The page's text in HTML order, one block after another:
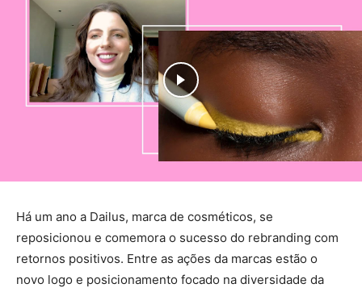
Há um ano a Dailus, marca de cosméticos, se
reposicionou e comemora o sucesso do rebranding com
retornos positivos. Entre as ações da marcas estão o
novo logo e posicionamento focado na diversidade da